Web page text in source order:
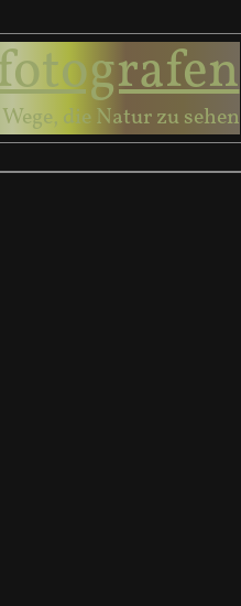
Wege, die Natur zu sehen